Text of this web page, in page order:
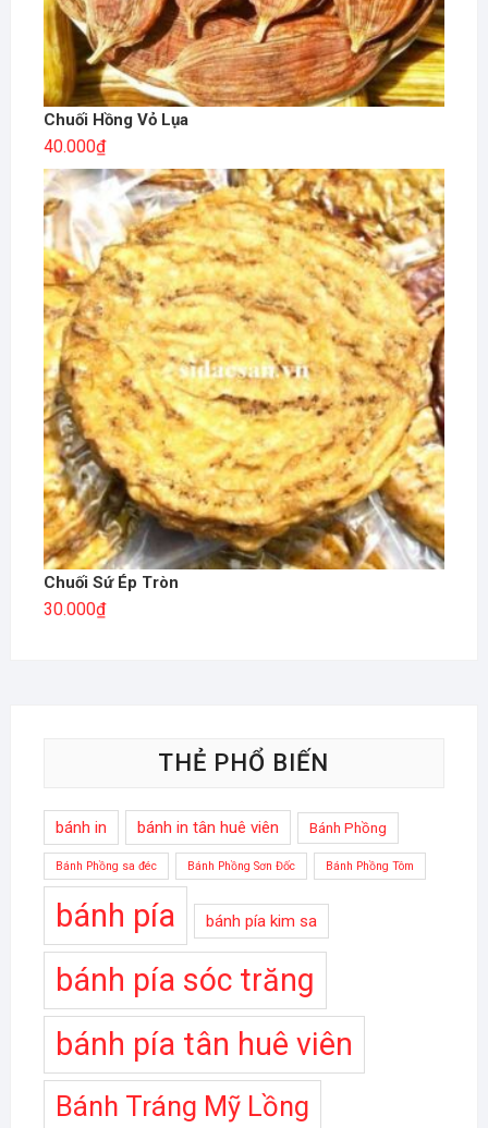
Chuối Hồng Vỏ Lụa
40.000₫
Chuối Sứ Ép Tròn
30.000₫
THẺ PHỔ BIẾN
bánh in bánh in tân huê viên Bánh Phồng
Bánh Phồng sa đéc Bánh Phồng Sơn Đốc Bánh Phồng Tôm
bánh pía bánh pía kim sa
bánh pía sóc trăng
bánh pía tân huê viên
Bánh Tráng Mỹ Lồng